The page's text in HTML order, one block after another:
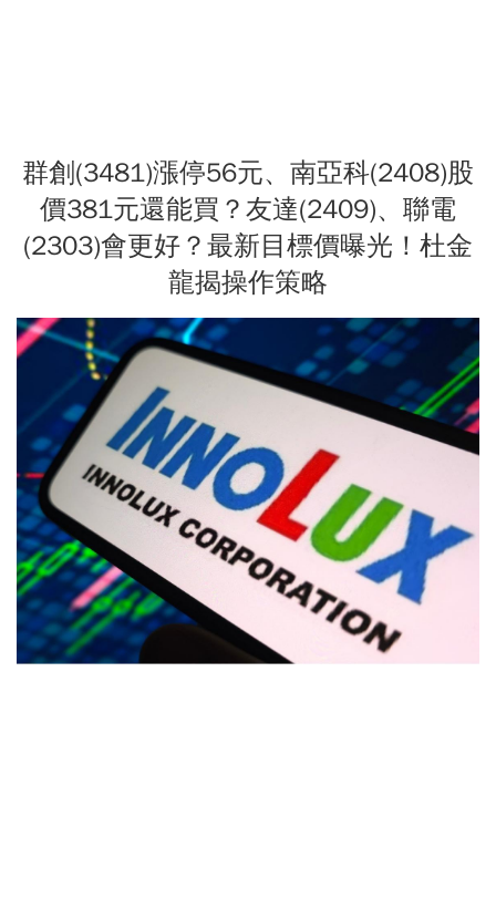
群創(3481)漲停56元、南亞科(2408)股
價381元還能買？友達(2409)、聯電
(2303)會更好？最新目標價曝光！杜金
龍揭操作策略